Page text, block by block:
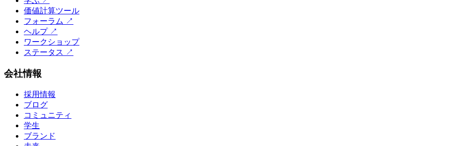
価値計算ツール
フォーラム ↗
ヘルプ↗
ワークショップ
ステータス ↗
会社情報
採用情報
ブログ
コミュニティ
学生
ブランド